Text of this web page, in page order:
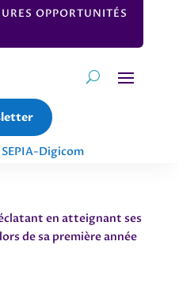
OPPORTUNITÉS
Digicom